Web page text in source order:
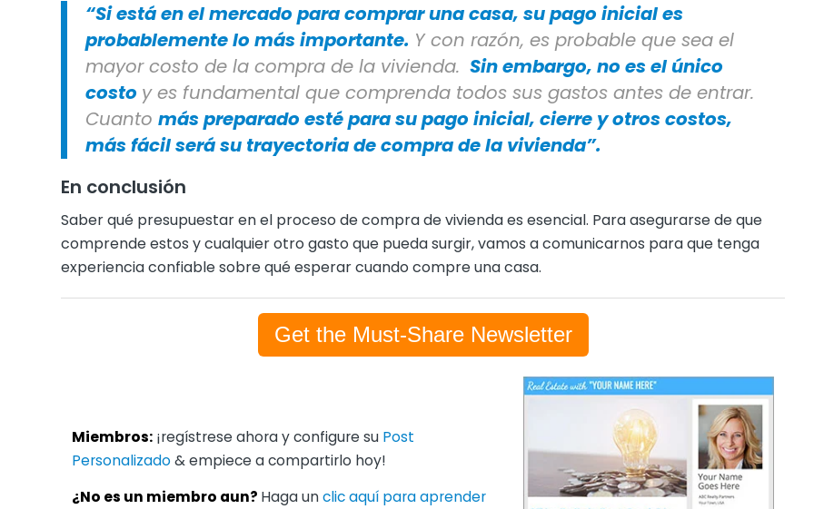
“Si está en el mercado para comprar una casa, su pago inicial es
probablemente lo más importante. Y con razón, es probable que sea el
mayor costo de la compra de la vivienda. Sin embargo, no es el único
costo y es fundamental que comprenda todos sus gastos antes de entrar.
Cuanto más preparado esté para su pago inicial, cierre y otros costos,
más fácil será su trayectoria de compra de la vivienda”.
En conclusión
Saber qué presupuestar en el proceso de compra de vivienda es esencial. Para asegurarse de que
comprende estos y cualquier otro gasto que pueda surgir, vamos a comunicarnos para que tenga
experiencia confiable sobre qué esperar cuando compre una casa.
Get the Must-Share Newsletter
Miembros: ¡regístrese ahora y configure su Post
Personalizado& empiece a compartirlo hoy!
¿No es un miembro aun? Haga unclic aquí para aprender